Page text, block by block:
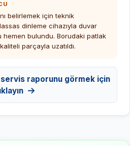
belirlemek için teknik
dinleme cihazıyla duvar
hemen bulundu. Borudaki patlak
parçayla uzatıldı.
servis raporunu görmek için